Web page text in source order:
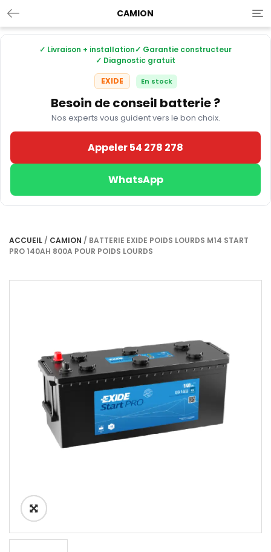
CAMION
✓ Livraison + installation✓ Garantie constructeur
✓ Diagnostic gratuit
EXIDE
En stock
Besoin de conseil batterie ?
Nos experts vous guident vers le bon choix.
Appeler 54 278 278
WhatsApp
ACCUEIL / CAMION / BATTERIE EXIDE POIDS LOURDS M14 START
PRO 140AH 800A POUR POIDS LOURDS